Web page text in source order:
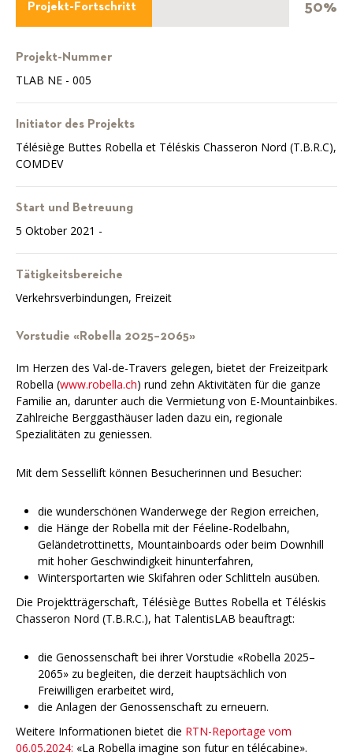
Projekt-Fortschritt 50%
Projekt-Nummer
TLAB NE - 005
Initiator des Projekts
Télésiège Buttes Robella et Téléskis Chasseron Nord (T.B.R.C),
COMDEV
Start und Betreuung
5 Oktober 2021 -
Tätigkeitsbereiche
Verkehrsverbindungen, Freizeit
Vorstudie «Robella 2025–2065»
Im Herzen des Val-de-Travers gelegen, bietet der Freizeitpark
Robella (www.robella.ch) rund zehn Aktivitäten für die ganze
Familie an, darunter auch die Vermietung von E-Mountainbikes.
Zahlreiche Berggasthäuser laden dazu ein, regionale
Spezialitäten zu geniessen.
Mit dem Sessellift können Besucherinnen und Besucher:
die wunderschönen Wanderwege der Region erreichen,
die Hänge der Robella mit der Féeline-Rodelbahn,
Geländetrottinetts, Mountainboards oder beim Downhill
mit hoher Geschwindigkeit hinunterfahren,
Wintersportarten wie Skifahren oder Schlitteln ausüben.
Die Projektträgerschaft, Télésiège Buttes Robella et Téléskis
Chasseron Nord (T.B.R.C.), hat TalentisLAB beauftragt:
die Genossenschaft bei ihrer Vorstudie «Robella 2025–
2065» zu begleiten, die derzeit hauptsächlich von
Freiwilligen erarbeitet wird,
die Anlagen der Genossenschaft zu erneuern.
Weitere Informationen bietet die RTN-Reportage vom
06.05.2024: «La Robella imagine son futur en télécabine».